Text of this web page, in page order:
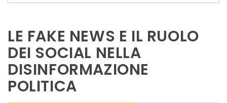
LE FAKE NEWS E IL RUOLO
DEI SOCIAL NELLA
DISINFORMAZIONE
POLITICA